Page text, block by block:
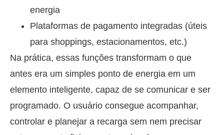
energia
Plataformas de pagamento integradas (úteis
para shoppings, estacionamentos, etc.)
Na prática, essas funções transformam o que
antes era um simples ponto de energia em um
elemento inteligente, capaz de se comunicar e ser
programado. O usuário consegue acompanhar,
controlar e planejar a recarga sem nem precisar